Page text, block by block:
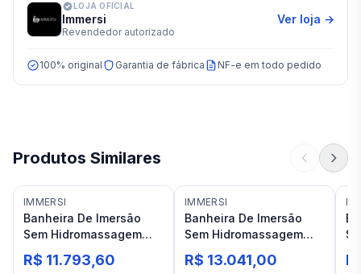
LOJA OFICIAL
Immersi
Revendedor autorizado
Ver loja →
100% original Garantia de fábrica NF-e em todo pedido
Produtos Similares
IMMERSI
Banheira De Imersão
Sem Hidromassagem
Immersi Devon 173x78
Branca Pês Branco
R$ 11.793,60
IMMERSI
Banheira De Imersão
Sem Hidromassagem
Immersi Antigua
175x073 Branca Pês
R$ 13.041,00